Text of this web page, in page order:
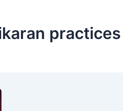
practices